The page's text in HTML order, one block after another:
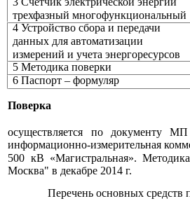
трехфазный многофункциональный
4 Устройство сбора и передачи
данных для автоматизации
измерений и учета энергоресурсов
5 Методика поверки
6 Паспорт – формуляр
Поверка
осуществляется по документу
МП
информационно-измерительная
500 кВ «Магистральная». Методика
Москва" в декабре 2014 г.
Перечень основных средств